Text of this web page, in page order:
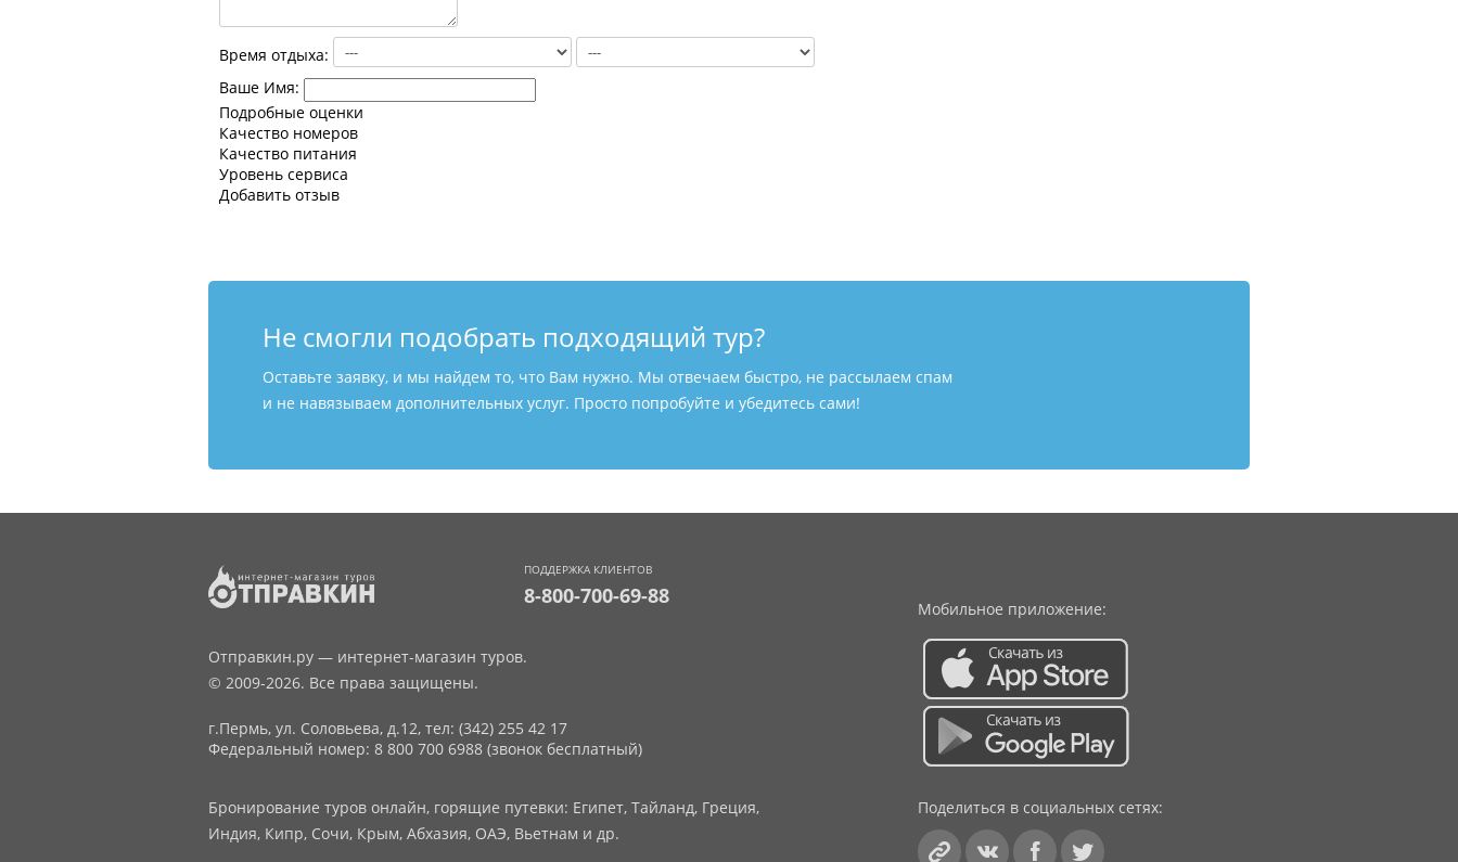
Время отдыха:
Ваше Имя:
Подробные оценки
Качество номеров
Качество питания
Уровень сервиса
Добавить отзыв
Не смогли подобрать подходящий тур?
Оставьте заявку, и мы найдем то, что Вам нужно. Мы отвечаем быстро, не рассылаем спам
и не навязываем дополнительных услуг. Просто попробуйте и убедитесь сами!
ПОДДЕРЖКА КЛИЕНТОВ
8-800-700-69-88
Отправкин.ру — интернет-магазин туров.
© 2009-2026. Все права защищены.
г.Пермь, ул. Соловьева, д.12, тел: (342) 255 42 17
Федеральный номер: 8 800 700 6988 (звонок бесплатный)
Бронирование туров онлайн, горящие путевки: Египет, Тайланд, Греция,
Индия, Кипр, Сочи, Крым, Абхазия, ОАЭ, Вьетнам и др.
Мобильное приложение:
Поделиться в социальных сетях: